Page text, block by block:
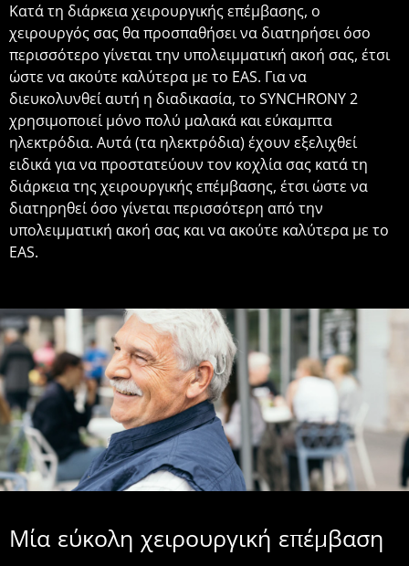
Κατά τη διάρκεια χειρουργικής επέμβασης, ο
χειρουργός σας θα προσπαθήσει να διατηρήσει όσο
περισσότερο γίνεται την υπολειμματική ακοή σας, έτσι
ώστε να ακούτε καλύτερα με το EAS. Για να
διευκολυνθεί αυτή η διαδικασία, το SYNCHRONY 2
χρησιμοποιεί μόνο πολύ μαλακά και εύκαμπτα
ηλεκτρόδια. Αυτά (τα ηλεκτρόδια) έχουν εξελιχθεί
ειδικά για να προστατεύουν τον κοχλία σας κατά τη
διάρκεια της χειρουργικής επέμβασης, έτσι ώστε να
διατηρηθεί όσο γίνεται περισσότερη από την
υπολειμματική ακοή σας και να ακούτε καλύτερα με το
EAS.
Μία εύκολη χειρουργική επέμβαση